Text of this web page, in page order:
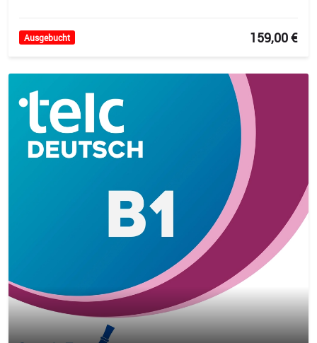
Ausgebucht 159,00 €